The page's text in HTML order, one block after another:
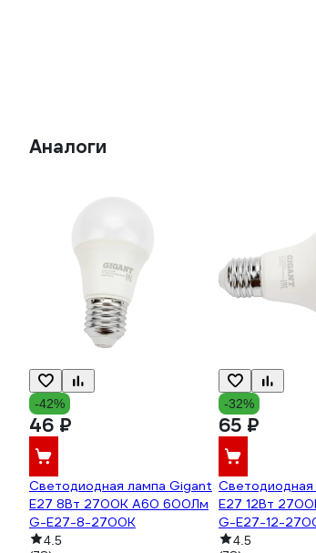
Аналоги
-42%
46 ₽
Светодиодная лампа Gigant
E27 8Вт 2700К А60 600Лм
G-E27-8-2700K
4.5
-32%
65 ₽
E27 12Вт
G-E27-12-
4.5